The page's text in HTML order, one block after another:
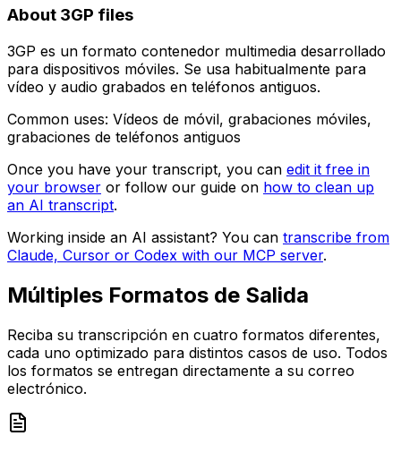
About 3GP files
3GP es un formato contenedor multimedia desarrollado
para dispositivos móviles. Se usa habitualmente para
vídeo y audio grabados en teléfonos antiguos.
Common uses: Vídeos de móvil, grabaciones móviles,
grabaciones de teléfonos antiguos
Once you have your transcript, you can edit it free in
your browser or follow our guide on how to clean up
an AI transcript.
Working inside an AI assistant? You can transcribe from
Claude, Cursor or Codex with our MCP server.
Múltiples Formatos de Salida
Reciba su transcripción en cuatro formatos diferentes,
cada uno optimizado para distintos casos de uso. Todos
los formatos se entregan directamente a su correo
electrónico.